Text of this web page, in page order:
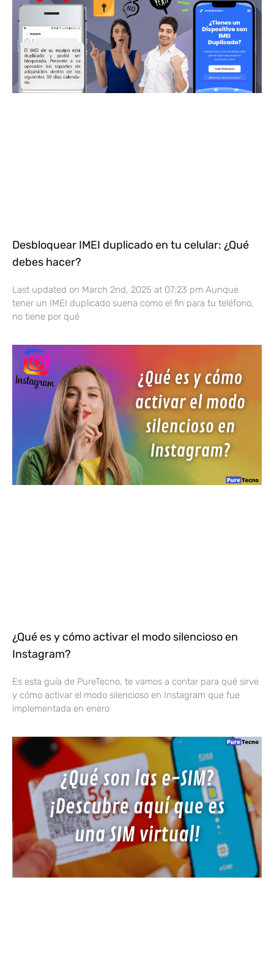
Desbloquear IMEI duplicado en tu celular: ¿Qué
debes hacer?
Last updated on March 2nd, 2025 at 07:23 pm Aunque
tener un IMEI duplicado suena como el fin para tu teléfono,
no tiene por qué
¿Qué es y cómo activar el modo silencioso en
Instagram?
Es esta guía de PureTecno, te vamos a contar para qué sirve
y cómo activar el modo silencioso en Instagram que fue
implementada en enero